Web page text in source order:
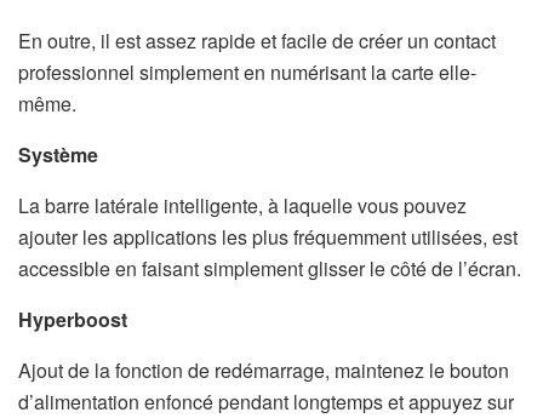
En outre, il est assez rapide et facile de créer un contact
professionnel simplement en numérisant la carte elle-
même.
Système
La barre latérale intelligente, à laquelle vous pouvez
ajouter les applications les plus fréquemment utilisées, est
accessible en faisant simplement glisser le côté de l’écran.
Hyperboost
Ajout de la fonction de redémarrage, maintenez le bouton
d’alimentation enfoncé pendant longtemps et appuyez sur